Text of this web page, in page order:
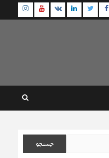
Facebook
Twitter
Linkedin
VK